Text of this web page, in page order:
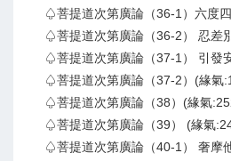
♤菩提道次第廣論（36-1）六度
♤菩提道次第廣論（36-2） 忍差
♤菩提道次第廣論（37-1） 引發
♤菩提道次第廣論（37-2）(緣氣
♤菩提道次第廣論（38）(緣氣
♤菩提道次第廣論（39） (緣氣
♤菩提道次第廣論（40-1） 奢摩